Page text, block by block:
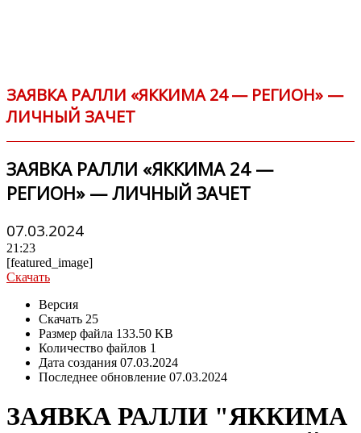
ЗАЯВКА РАЛЛИ «ЯККИМА 24 — РЕГИОН» —
ЛИЧНЫЙ ЗАЧЕТ
ЗАЯВКА РАЛЛИ «ЯККИМА 24 —
РЕГИОН» — ЛИЧНЫЙ ЗАЧЕТ
07.03.2024
21:23
[featured_image]
Скачать
Версия
Скачать 25
Размер файла 133.50 KB
Количество файлов 1
Дата создания 07.03.2024
Последнее обновление 07.03.2024
ЗАЯВКА РАЛЛИ "ЯККИМА